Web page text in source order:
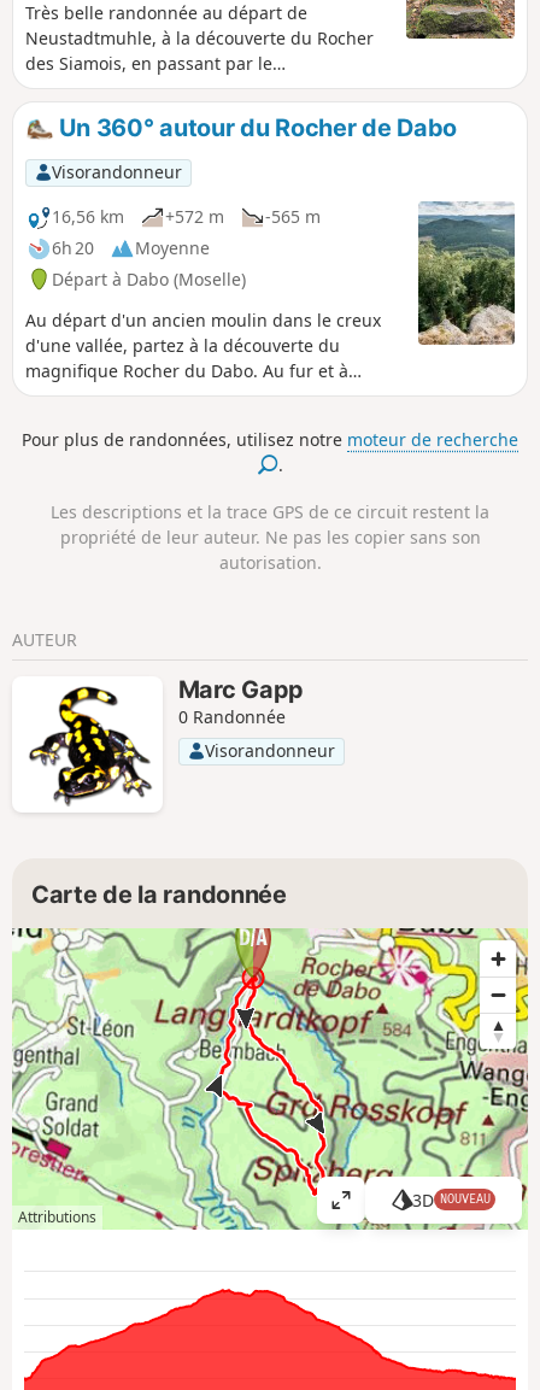
Très belle randonnée au départ de
Neustadtmuhle, à la découverte du Rocher
des Siamois, en passant par le
Heidenschlossfels, et la paroi rocheuse du
Geisterfelsen. Une grande partie de la
randonnée se pratique en forêt sur de
beaux sentiers balisés.
Un 360° autour du Rocher de Dabo
Visorandonneur
16,56 km
+572 m
-565 m
6h 20
Moyenne
Départ à Dabo (Moselle)
Au départ d'un ancien moulin dans le creux
d'une vallée, partez à la découverte du
magnifique Rocher du Dabo. Au fur et à
mesure de votre randonnée, vous le
magnifiques paysages et le patrimoine local
Pour plus de randonnées, utilisez notre moteur de recherche
.
Les descriptions et la trace GPS de ce circuit restent la
propriété de leur auteur. Ne pas les copier sans son
autorisation.
AUTEUR
Marc Gapp
0 Randonnée
Visorandonneur
Carte de la randonnée
Attributions
A
ff
e
3D NOUVEAU